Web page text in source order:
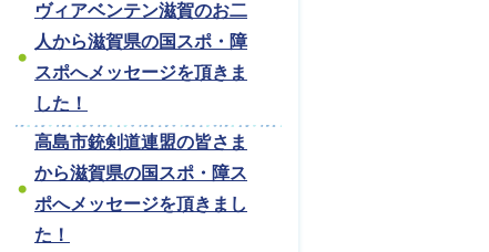
ヴィアベンテン滋賀のお二
人から滋賀県の国スポ・障
スポへメッセージを頂きま
した！
高島市銃剣道連盟の皆さま
から滋賀県の国スポ・障ス
ポへメッセージを頂きまし
た！